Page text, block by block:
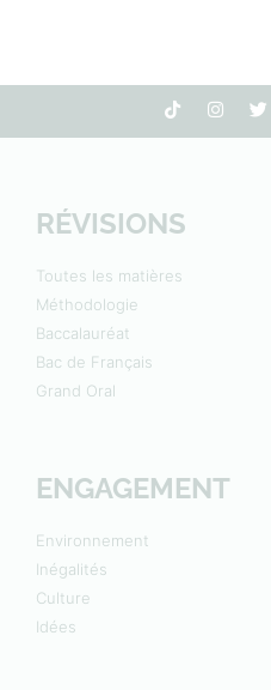
RÉVISIONS
Toutes les matières
Méthodologie
Baccalauréat
Bac de Français
Grand Oral
ENGAGEMENT
Environnement
Inégalités
Culture
Idées